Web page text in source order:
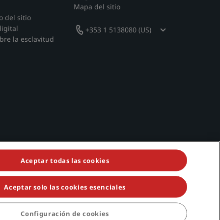
del sitio
la esclavitud
Mapa del sitio
+353 1 5138080 (US)
Individuals, Park Plaza, Park Inn, Country Inn & Suites, Prize by
Aceptar todas las cookies
Aceptar solo las cookies esenciales
Configuración de cookies